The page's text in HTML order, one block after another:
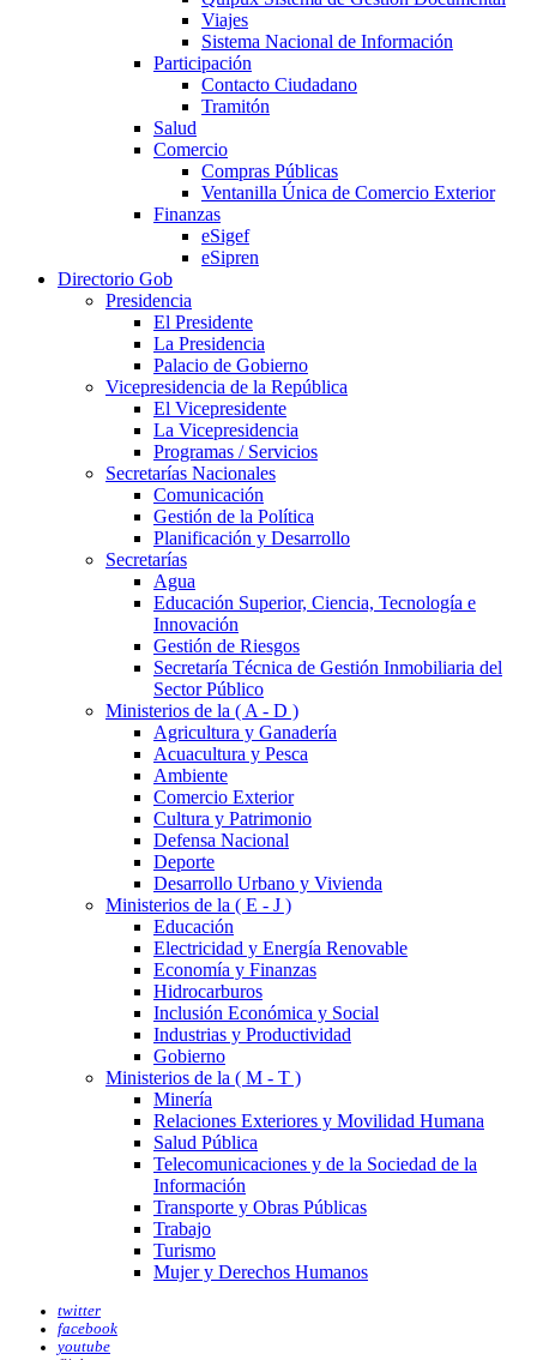
Viajes
Sistema Nacional de Información
Participación
Contacto Ciudadano
Tramitón
Salud
Comercio
Compras Públicas
Ventanilla Única de Comercio Exterior
Finanzas
eSigef
eSipren
Directorio Gob
Presidencia
El Presidente
La Presidencia
Palacio de Gobierno
Vicepresidencia de la República
El Vicepresidente
La Vicepresidencia
Programas / Servicios
Secretarías Nacionales
Comunicación
Gestión de la Política
Planificación y Desarrollo
Secretarías
Agua
Educación Superior, Ciencia, Tecnología e
Innovación
Gestión de Riesgos
Secretaría Técnica de Gestión Inmobiliaria del
Sector Público
Ministerios de la ( A - D )
Agricultura y Ganadería
Acuacultura y Pesca
Ambiente
Comercio Exterior
Cultura y Patrimonio
Defensa Nacional
Deporte
Desarrollo Urbano y Vivienda
Ministerios de la ( E - J )
Educación
Electricidad y Energía Renovable
Economía y Finanzas
Hidrocarburos
Inclusión Económica y Social
Industrias y Productividad
Gobierno
Ministerios de la ( M - T )
Minería
Relaciones Exteriores y Movilidad Humana
Salud Pública
Telecomunicaciones y de la Sociedad de la
Información
Transporte y Obras Públicas
Trabajo
Turismo
Mujer y Derechos Humanos
twitter
facebook
youtube